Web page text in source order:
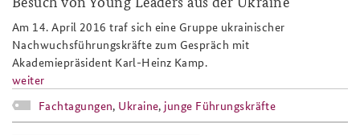
Am 14. April 2016 traf sich eine Gruppe ukrainischer
Nachwuchsführungskräfte zum Gespräch mit
Akademiepräsident Karl-Heinz Kamp.
weiter
Fachtagungen, Ukraine, junge Führungskräfte